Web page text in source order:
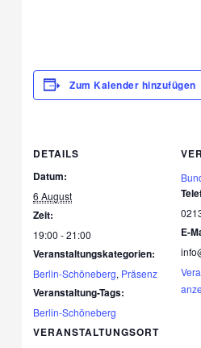
Zum Kalender hinzufügen
DETAILS
Datum:
6 August
Zeit:
19:00 - 21:00
Veranstaltungskategorien:
Berlin-Schöneberg, Präsenz
Veranstaltung-Tags:
Berlin-Schöneberg
VERANSTALTUNGSORT
E-